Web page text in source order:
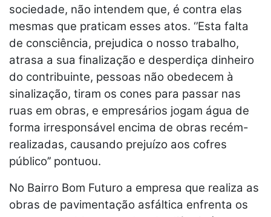
sociedade, não intendem que, é contra elas
mesmas que praticam esses atos. ‘’Esta falta
de consciência, prejudica o nosso trabalho,
atrasa a sua finalização e desperdiça dinheiro
do contribuinte, pessoas não obedecem à
sinalização, tiram os cones para passar nas
ruas em obras, e empresários jogam água de
forma irresponsável encima de obras recém-
realizadas, causando prejuízo aos cofres
público’’ pontuou.
No Bairro Bom Futuro a empresa que realiza as
obras de pavimentação asfáltica enfrenta os